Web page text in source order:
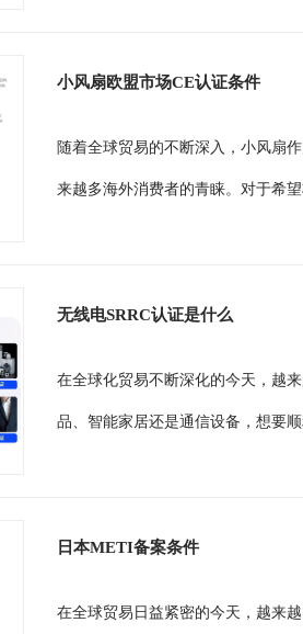
小风扇欧盟市场CE认证条件
随着全球贸易的不断深入，小风扇
来越多海外消费者的青睐。对于希
无线电SRRC认证是什么
在全球化贸易不断深化的今天，越
品、智能家居还是通信设备，想要
日本METI备案条件
在全球贸易日益紧密的今天，越来